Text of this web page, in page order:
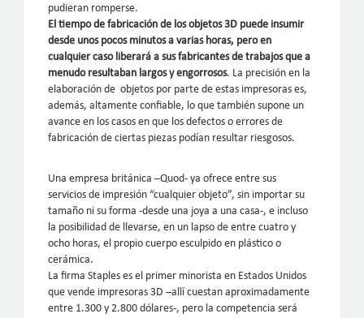
pudieran romperse.
El tiempo de fabricación de los objetos 3D puede insumir
desde unos pocos minutos a varias horas, pero en
cualquier caso liberará a sus fabricantes de trabajos que a
menudo resultaban largos y engorrosos. La precisión en la
elaboración de objetos por parte de estas impresoras es,
además, altamente confiable, lo que también supone un
avance en los casos en que los defectos o errores de
fabricación de ciertas piezas podían resultar riesgosos.
Una empresa británica –Quod- ya ofrece entre sus
servicios de impresión “cualquier objeto”, sin importar su
tamaño ni su forma -desde una joya a una casa-, e incluso
la posibilidad de llevarse, en un lapso de entre cuatro y
ocho horas, el propio cuerpo esculpido en plástico o
cerámica.
La firma Staples es el primer minorista en Estados Unidos
que vende impresoras 3D –allí cuestan aproximadamente
entre 1.300 y 2.800 dólares-, pero la competencia será